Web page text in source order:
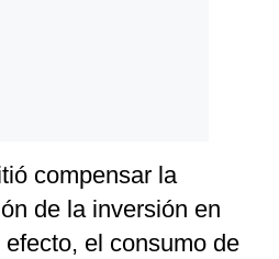
compensar la
de la inversión en
efecto, el consumo de